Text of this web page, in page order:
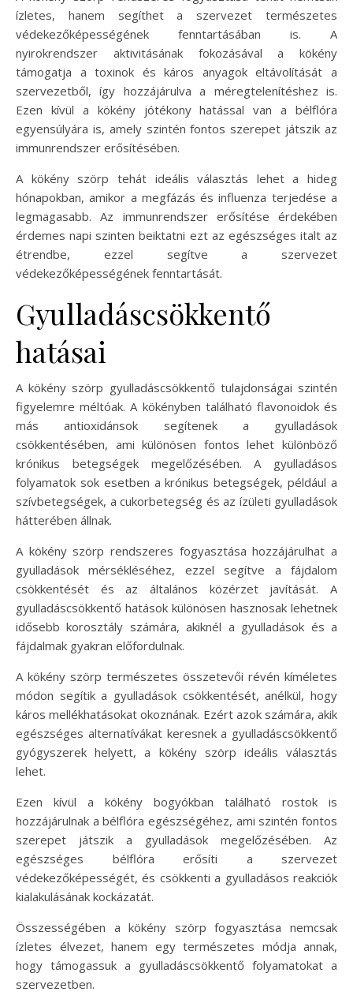
ízletes, hanem segíthet a szervezet természetes
védekezőképességének fenntartásában is. A
nyirokrendszer aktivitásának fokozásával a kökény
támogatja a toxinok és káros anyagok eltávolítását a
szervezetből, így hozzájárulva a méregtelenítéshez is.
Ezen kívül a kökény jótékony hatással van a bélflóra
egyensúlyára is, amely szintén fontos szerepet játszik az
immunrendszer erősítésében.
A kökény szörp tehát ideális választás lehet a hideg
hónapokban, amikor a megfázás és influenza terjedése a
legmagasabb. Az immunrendszer erősítése érdekében
érdemes napi szinten beiktatni ezt az egészséges italt az
étrendbe, ezzel segítve a szervezet
védekezőképességének fenntartását.
Gyulladáscsökkentő
hatásai
A kökény szörp gyulladáscsökkentő tulajdonságai szintén
figyelemre méltóak. A kökényben található flavonoidok és
más antioxidánsok segítenek a gyulladások
csökkentésében, ami különösen fontos lehet különböző
krónikus betegségek megelőzésében. A gyulladásos
folyamatok sok esetben a krónikus betegségek, például a
szívbetegségek, a cukorbetegség és az ízületi gyulladások
hátterében állnak.
A kökény szörp rendszeres fogyasztása hozzájárulhat a
gyulladások mérsékléséhez, ezzel segítve a fájdalom
csökkentését és az általános közérzet javítását. A
gyulladáscsökkentő hatások különösen hasznosak lehetnek
idősebb korosztály számára, akiknél a gyulladások és a
fájdalmak gyakran előfordulnak.
A kökény szörp természetes összetevői révén kíméletes
módon segítik a gyulladások csökkentését, anélkül, hogy
káros mellékhatásokat okoznának. Ezért azok számára, akik
egészséges alternatívákat keresnek a gyulladáscsökkentő
gyógyszerek helyett, a kökény szörp ideális választás
lehet.
Ezen kívül a kökény bogyókban található rostok is
hozzájárulnak a bélflóra egészségéhez, ami szintén fontos
szerepet játszik a gyulladások megelőzésében. Az
egészséges bélflóra erősíti a szervezet
védekezőképességét, és csökkenti a gyulladásos reakciók
kialakulásának kockázatát.
Összességében a kökény szörp fogyasztása nemcsak
ízletes élvezet, hanem egy természetes módja annak,
hogy támogassuk a gyulladáscsökkentő folyamatokat a
szervezetben.